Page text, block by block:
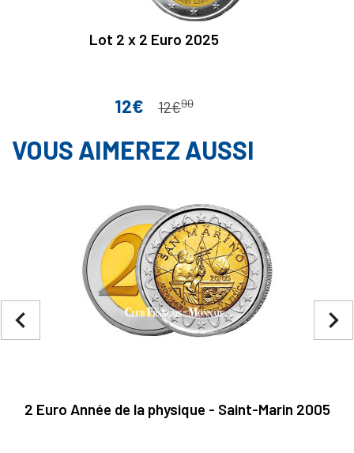
Lot 2 x 2 Euro 2025
Prix
12€ Prix de base
12€90
VOUS AIMEREZ AUSSI
2 Euro Année de la physique - Saint-Marin 2005
navigate_next
navigate_before